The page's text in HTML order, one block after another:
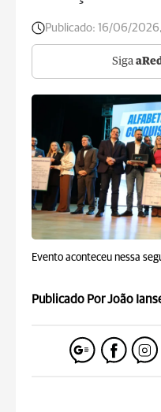
Publicado: 16/06/
Siga
Evento aconteceu nessa
Publicado Por João